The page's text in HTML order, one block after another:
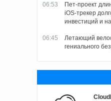
06:53
Пет-проект
iOS-трекер
инвестиций и
06:45
Летающий
гениального